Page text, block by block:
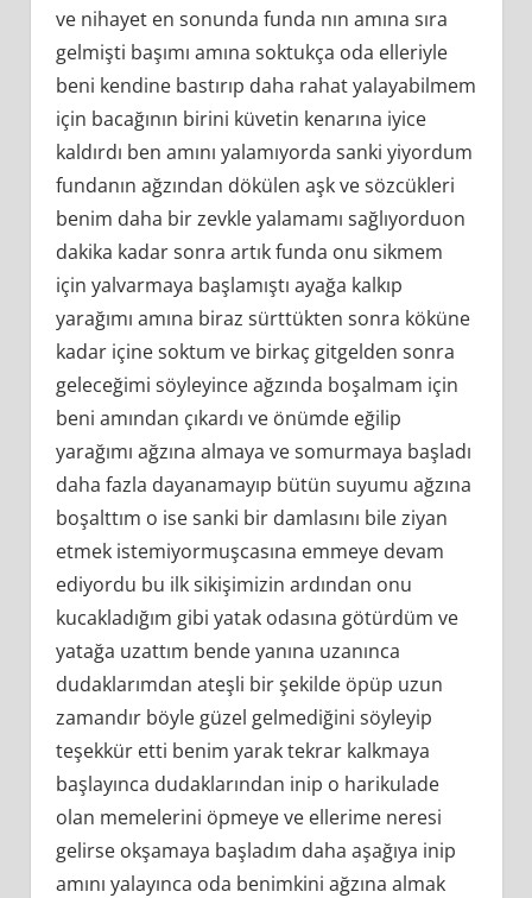
ve nihayet en sonunda funda nın amına sıra
gelmişti başımı amına soktukça oda elleriyle
beni kendine bastırıp daha rahat yalayabilmem
için bacağının birini küvetin kenarına iyice
kaldırdı ben amını yalamıyorda sanki yiyordum
fundanın ağzından dökülen aşk ve sözcükleri
benim daha bir zevkle yalamamı sağlıyorduon
dakika kadar sonra artık funda onu sikmem
için yalvarmaya başlamıştı ayağa kalkıp
yarağımı amına biraz sürttükten sonra köküne
kadar içine soktum ve birkaç gitgelden sonra
geleceğimi söyleyince ağzında boşalmam için
beni amından çıkardı ve önümde eğilip
yarağımı ağzına almaya ve somurmaya başladı
daha fazla dayanamayıp bütün suyumu ağzına
boşalttım o ise sanki bir damlasını bile ziyan
etmek istemiyormuşcasına emmeye devam
ediyordu bu ilk sikişimizin ardından onu
kucakladığım gibi yatak odasına götürdüm ve
yatağa uzattım bende yanına uzanınca
dudaklarımdan ateşli bir şekilde öpüp uzun
zamandır böyle güzel gelmediğini söyleyip
teşekkür etti benim yarak tekrar kalkmaya
başlayınca dudaklarından inip o harikulade
olan memelerini öpmeye ve ellerime neresi
gelirse okşamaya başladım daha aşağıya inip
amını yalayınca oda benimkini ağzına almak